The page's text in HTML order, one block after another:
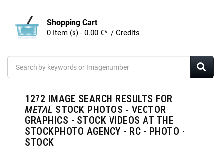
Shopping Cart
0 Item (s) - 0.00 €* / Credits
1272 IMAGE SEARCH RESULTS FOR
METAL STOCK PHOTOS - VECTOR
GRAPHICS - STOCK VIDEOS AT THE
STOCKPHOTO AGENCY - RC - PHOTO -
STOCK